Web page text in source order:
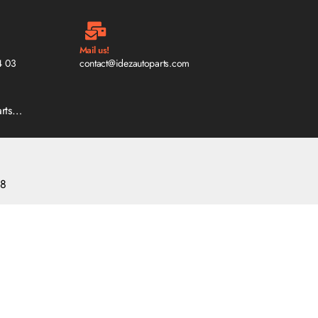
03
Mail us!
contact@idezautoparts.com